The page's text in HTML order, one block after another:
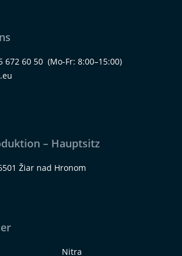
672 60 50 (Mo-Fr: 8:00–15:00)
– Hauptsitz
Žiar nad Hronom
Nitra